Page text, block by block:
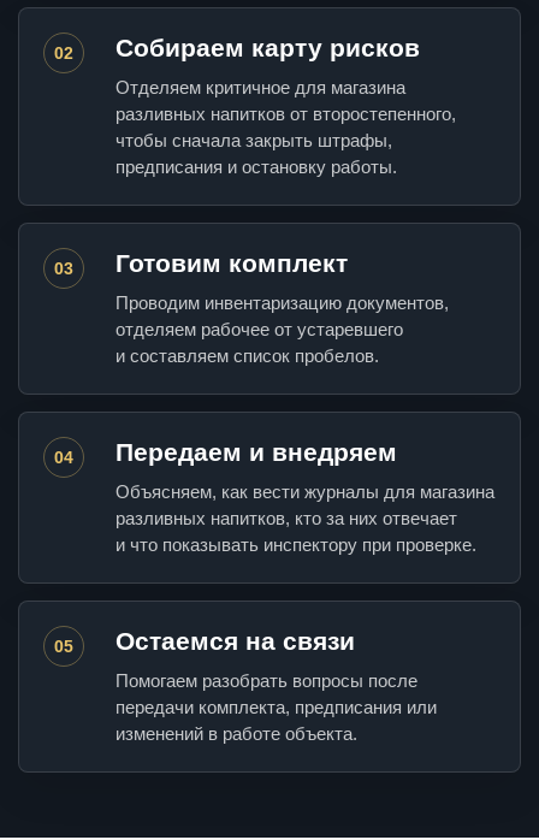
02 Собираем карту рисков
Отделяем критичное для магазина
разливных напитков от второстепенного,
чтобы сначала закрыть штрафы,
предписания и остановку работы.
03 Готовим комплект
Проводим инвентаризацию документов,
отделяем рабочее от устаревшего
и составляем список пробелов.
04 Передаем и внедряем
Объясняем, как вести журналы для магазина
разливных напитков, кто за них отвечает
и что показывать инспектору при проверке.
05 Остаемся на связи
Помогаем разобрать вопросы после
передачи комплекта, предписания или
изменений в работе объекта.